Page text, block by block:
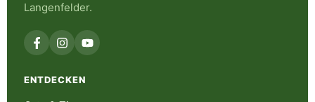
Langenfelder.
ENTDECKEN